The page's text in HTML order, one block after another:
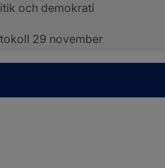
och demokrati
29 november